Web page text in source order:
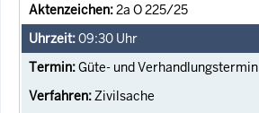
2a O 225/25
09:30 Uhr
Güte- und Verhandlungstermin
Zivilsache